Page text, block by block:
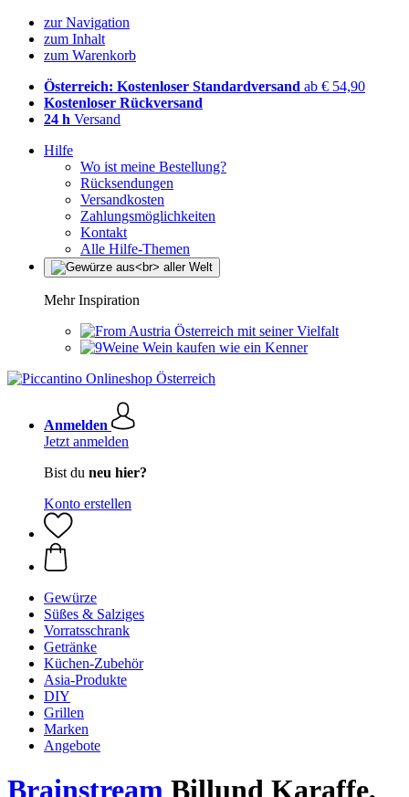
zur Navigation
zum Inhalt
zum Warenkorb
Österreich: Kostenloser Standardversand ab € 54,90
Kostenloser Rückversand
24 h Versand
Hilfe
Wo ist meine Bestellung?
Rücksendungen
Versandkosten
Zahlungsmöglichkeiten
Kontakt
Alle Hilfe-Themen
Mehr Inspiration
Österreich mit seiner Vielfalt
Wein kaufen wie ein Kenner
Anmelden
Jetzt anmelden
Bist du neu hier?
Konto erstellen
Gewürze
Süßes & Salziges
Vorratsschrank
Getränke
Küchen-Zubehör
Asia-Produkte
DIY
Grillen
Marken
Angebote
Brainstream Billund Karaffe,